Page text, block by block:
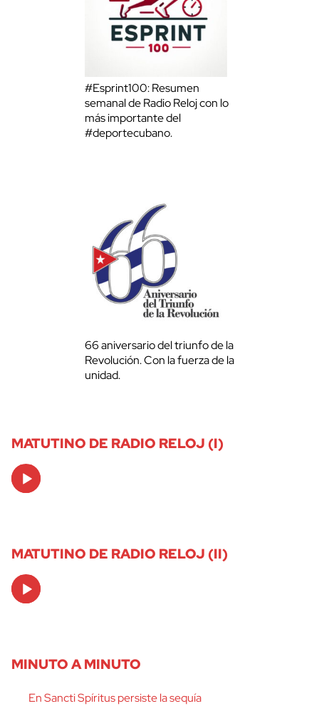
#Esprint100: Resumen
semanal de Radio Reloj con lo
más importante del
#deportecubano.
66 aniversario del triunfo de la
Revolución. Con la fuerza de la
unidad.
MATUTINO DE RADIO RELOJ (I)
Audio
Player
MATUTINO DE RADIO RELOJ (II)
Audio
Player
MINUTO A MINUTO
En Sancti Spíritus persiste la sequía